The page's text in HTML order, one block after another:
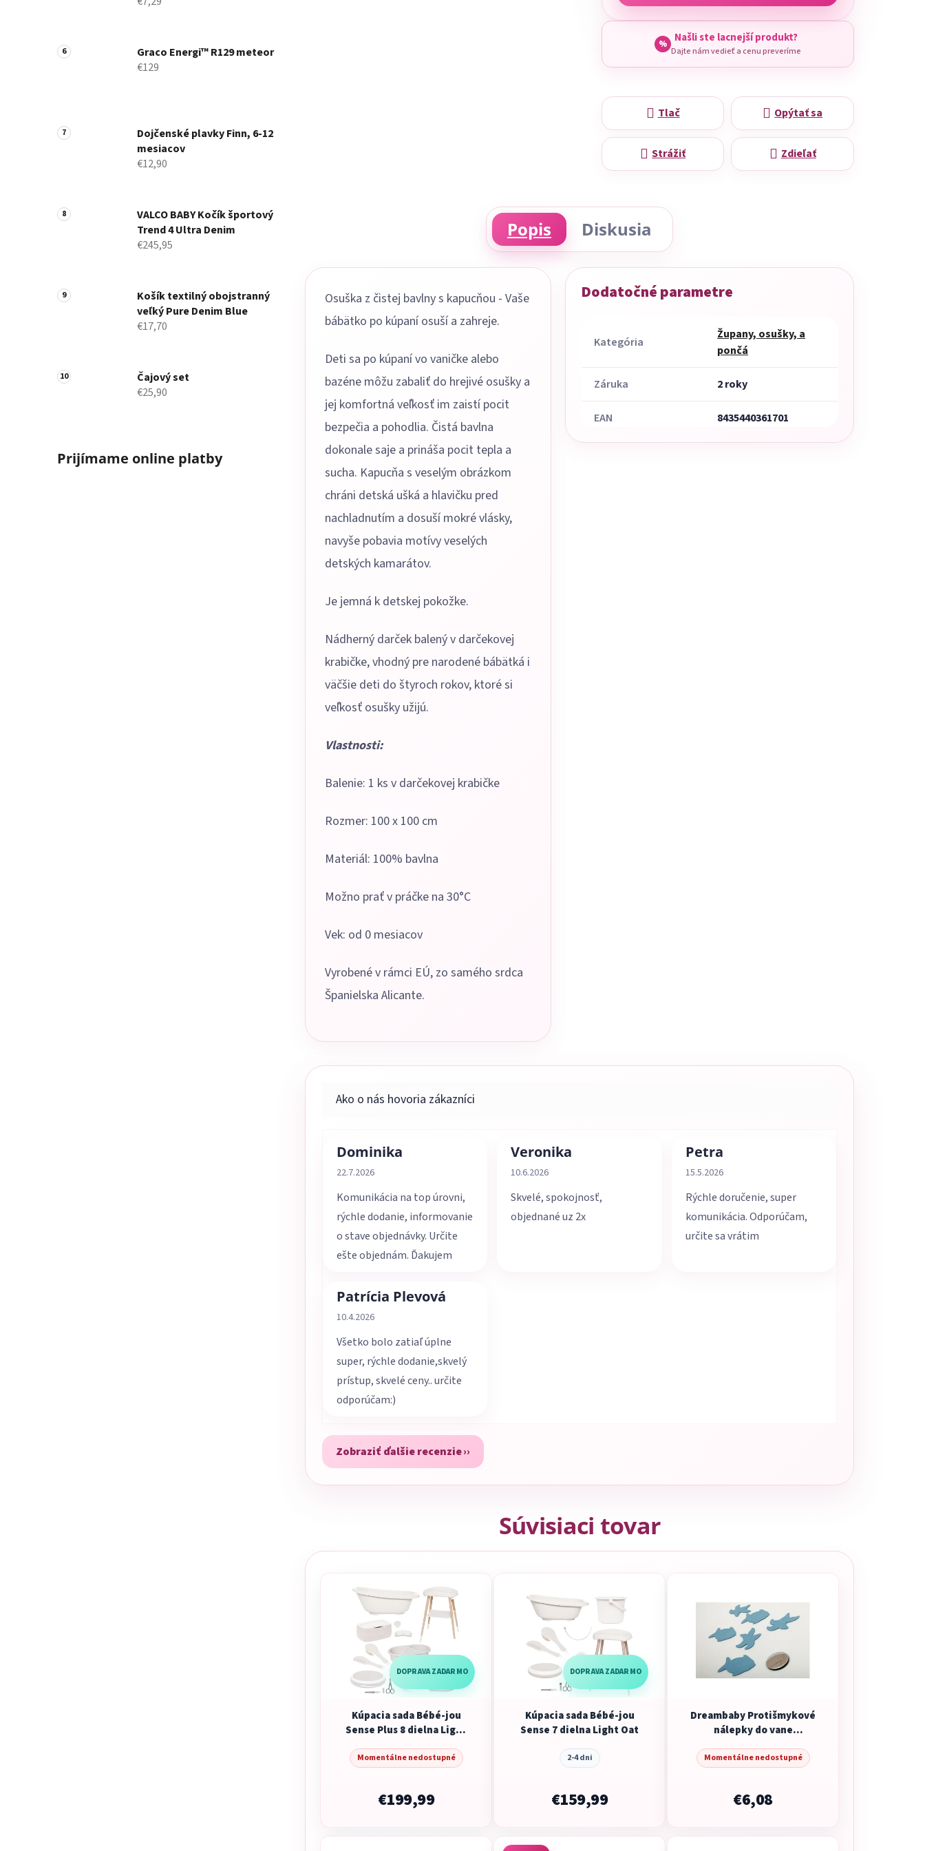
Graco Energi™ R129 meteor
€129
Dojčenské plavky Finn, 6-12
mesiacov
€12,90
VALCO BABY Kočík športový
Trend 4 Ultra Denim
€245,95
Košík textilný obojstranný
veľký Pure Denim Blue
€17,70
Čajový set
€25,90
Prijímame online platby
% Našli ste lacnejší produkt?
Dajte nám vedieť a cenu preveríme
Tlač Opýtať sa
Strážiť Zdieľať
Popis Diskusia
Osuška z čistej bavlny s kapucňou - Vaše
bábätko po kúpaní osuší a zahreje.
Deti sa po kúpaní vo vaničke alebo
bazéne môžu zabaliť do hrejivé osušky a
jej komfortná veľkosť im zaistí pocit
bezpečia a pohodlia. Čistá bavlna
dokonale saje a prináša pocit tepla a
sucha. Kapucňa s veselým obrázkom
chráni detská ušká a hlavičku pred
nachladnutím a dosuší mokré vlásky,
navyše pobavia motívy veselých
detských kamarátov.
Je jemná k detskej pokožke.
Nádherný darček balený v darčekovej
krabičke, vhodný pre narodené bábätká i
väčšie deti do štyroch rokov, ktoré si
veľkosť osušky užijú.
Vlastnosti:
Balenie: 1 ks v darčekovej krabičke
Rozmer: 100 x 100 cm
Materiál: 100% bavlna
Možno prať v práčke na 30°C
Vek: od 0 mesiacov
Vyrobené v rámci EÚ, zo samého srdca
Španielska Alicante.
Dodatočné parametre
Kategória
Župany, osušky, a
pončá
Záruka 2 roky
EAN 8435440361701
Dominika
Hodnotenie obchodu je 5 z 5 hviezdičiek.
22.7.2026
Komunikácia na top úrovni,
rýchle dodanie, informovanie
o stave objednávky. Určite
ešte objednám. Ďakujem
Veronika
Hodnotenie obchodu je 5 z 5 hviezdičiek.
10.6.2026
Skvelé, spokojnosť,
objednané uz 2x
Petra
Hodnotenie obchodu je 5 z 5 hviezdičiek.
15.5.2026
Rýchle doručenie, super
komunikácia. Odporúčam,
určite sa vrátim
Patrícia Plevová
Hodnotenie obchodu je 5 z 5 hviezdičiek.
10.4.2026
Všetko bolo zatiaľ úplne
super, rýchle dodanie,skvelý
prístup, skvelé ceny.. určite
odporúčam:)
Zobraziť ďalšie recenzie
Súvisiaci tovar
DOPRAVA ZADARMO
Kúpacia sada Bébé-jou
Sense Plus 8 dielna Light
Momentálne nedostupné
€199,99
DOPRAVA ZADARMO
Kúpacia sada Bébé-jou
Sense 7 dielna Light Oat
2-4 dni
€159,99
Dreambaby Protišmykové
nálepky do vane
Momentálne nedostupné
€6,08